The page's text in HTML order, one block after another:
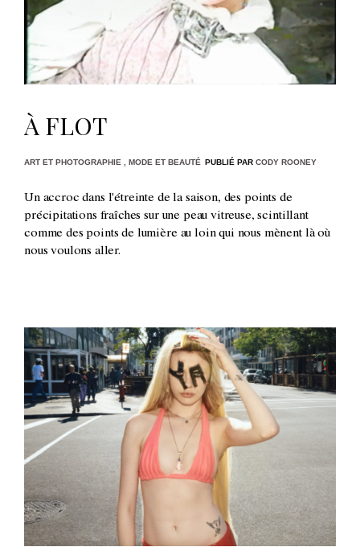
À FLOT
ART ET PHOTOGRAPHIE MODE ET BEAUTÉ PUBLIÉ PAR CODY ROONEY
Un accroc dans l'étreinte de la saison, des points de
précipitations fraîches sur une peau vitreuse, scintillant
comme des points de lumière au loin qui nous mènent là où
nous voulons aller.